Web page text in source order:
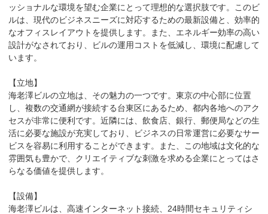
ッショナルな環境を望む企業にとって理想的な選択肢です。このビ
ルは、現代のビジネスニーズに対応するための最新設備と、効率的
なオフィスレイアウトを提供します。また、エネルギー効率の高い
設計がなされており、ビルの運用コストを低減し、環境に配慮して
います。
【立地】
海老澤ビルの立地は、その魅力の一つです。東京の中心部に位置
し、複数の交通網が接続する台東区にあるため、都内各地へのアク
セスが非常に便利です。近隣には、飲食店、銀行、郵便局などの生
活に必要な施設が充実しており、ビジネスの日常運営に必要なサー
ビスを容易に利用することができます。また、この地域は文化的な
雰囲気も豊かで、クリエイティブな刺激を求める企業にとってはさ
らなる価値を提供します。
【設備】
海老澤ビルは、高速インターネット接続、24時間セキュリティシ